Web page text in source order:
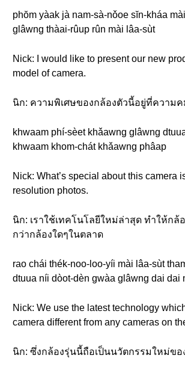
phŏm yàak jà nam-sà-nǒoe sĭn-kháa
glâwng thàai-rûup rûn mài lâa-sùt
Nick: I would like to present our new
model of camera.
นิก: ความพิเศษของกล้องตัวนี้อยู่ที่ความ
khwaam phí-sèet khǎawng glâwng
khwaam khom-chát khǎawng phâap
Nick: What’s special about this camera
resolution photos.
นิก: เราใช้เทคโนโลยีใหม่ล่าสุด ทำให้กล้
กว่ากล้องใดๆในตลาด
rao chái thék-noo-loo-yíi mài lâa-sùt
dtuua níi dòot-dèn gwàa glâwng dai dai
Nick: We use the latest technology
camera different from any cameras on
นิก: ซึ่งกล้องรุ่นนี้ถือเป็นนวัตกรรมใหม่ขอ